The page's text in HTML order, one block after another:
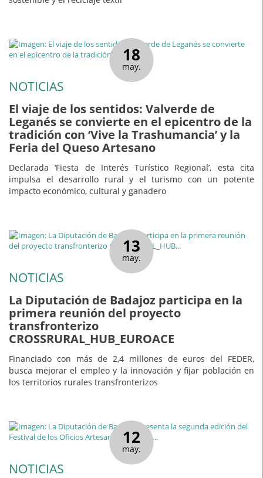
18
may.
NOTICIAS
El viaje de los sentidos: Valverde de
Leganés se convierte en el epicentro de la
tradición con ‘Vive la Trashumancia’ y la
Feria del Queso Artesano
Declarada ‘Fiesta de Interés Turístico Regional’, esta cita
impulsa el desarrollo rural y el turismo con un potente
impacto económico, cultural y ganadero
13
may.
NOTICIAS
La Diputación de Badajoz participa en la
primera reunión del proyecto
transfronterizo
CROSSRURAL_HUB_EUROACE
Financiado con más de 2,4 millones de euros del FEDER,
busca mejorar el empleo y la innovación y fijar población en
los territorios rurales transfronterizos
12
may.
NOTICIAS